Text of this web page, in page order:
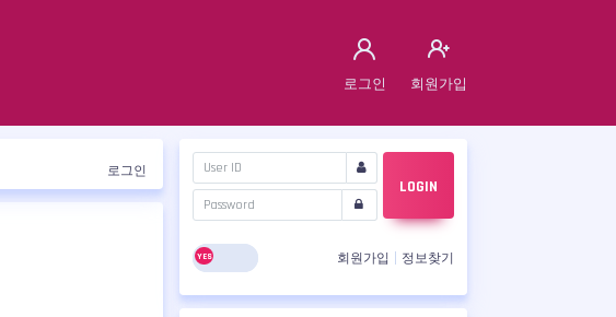
로그인 회원가입
로그인
LOGIN
회원가입 정보찾기